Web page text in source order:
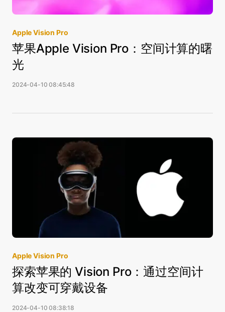
Apple Vision Pro
苹果Apple Vision Pro：空间计算的曙
光
2024-04-10 08:45:48
Apple Vision Pro
探索苹果的 Vision Pro：通过空间计
算改变可穿戴设备
2024-04-10 08:38:18